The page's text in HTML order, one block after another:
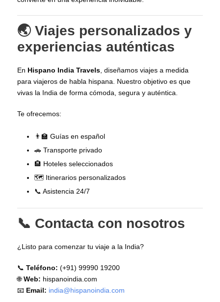
🌏 Viajes personalizados y
experiencias auténticas
En Hispano India Travels , diseñamos viajes a medida
para viajeros de habla hispana. Nuestro objetivo es que
vivas la India de forma cómoda, segura y auténtica.
Te ofrecemos:
👨‍🏫 Guías en español
🚗 Transporte privado
🏨 Hoteles seleccionados
🗺️ Itinerarios personalizados
📞 Asistencia 24/7
📞 Contacta con nosotros
¿Listo para comenzar tu viaje a la India?
📞 Teléfono: (+91) 99990 19200
🌐Web: hispanoindia.com
📧 Email: india@hispanoindia.com